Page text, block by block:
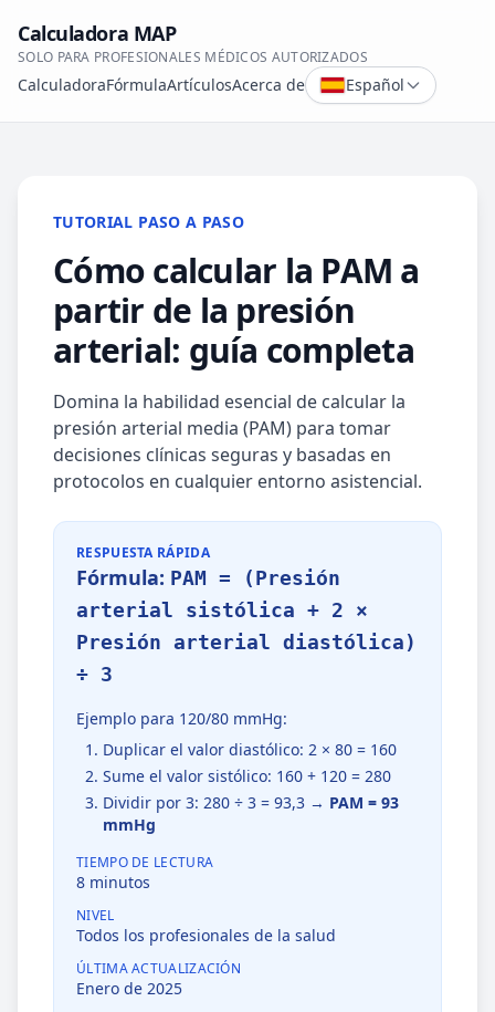
Calculadora MAP
SOLO PARA PROFESIONALES MÉDICOS AUTORIZADOS
CalculadoraFórmulaArtículosAcerca de Español
TUTORIAL PASO A PASO
Cómo calcular la PAM a
partir de la presión
arterial: guía completa
Domina la habilidad esencial de calcular la
presión arterial media (PAM) para tomar
decisiones clínicas seguras y basadas en
protocolos en cualquier entorno asistencial.
RESPUESTA RÁPIDA
Fórmula: PAM = (Presión
arterial sistólica + 2 ×
Presión arterial diastólica)
÷ 3
Ejemplo para 120/80 mmHg:
Duplicar el valor diastólico: 2 × 80 = 160
Sume el valor sistólico: 160 + 120 = 280
Dividir por 3: 280 ÷ 3 = 93,3 → PAM = 93
mmHg
TIEMPO DE LECTURA
8 minutos
NIVEL
Todos los profesionales de la salud
ÚLTIMA ACTUALIZACIÓN
Enero de 2025